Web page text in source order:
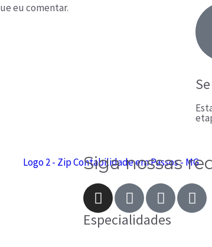
eu comentar.
Siga nossas
Especialidades